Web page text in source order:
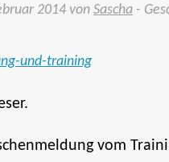
2014 von Sascha -
und-training
vom